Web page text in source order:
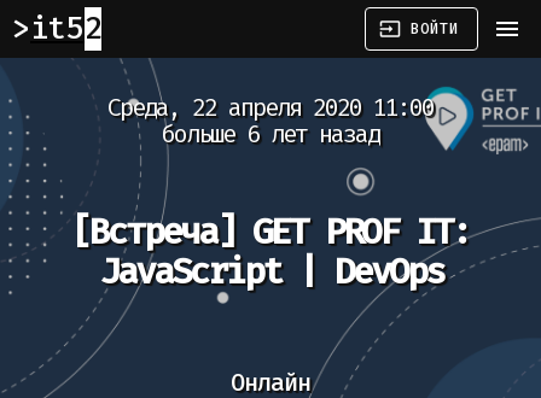
it52 input ВОЙТИ menu
Среда, 22 апреля 2020 11:00
больше 6 лет назад
[Встреча] GET PROF IT:
JavaScript | DevOps
Онлайн